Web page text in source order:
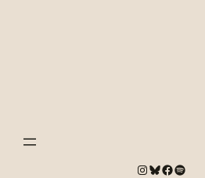
# Bluesky # Spotify